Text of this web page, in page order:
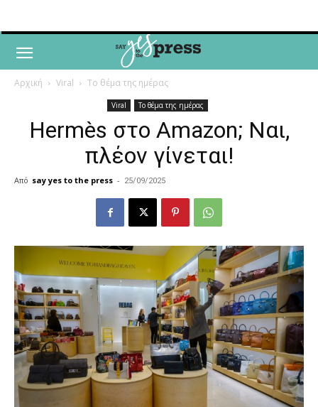
Αρχική Viral Το θέμα της ημέρας
Viral Το θέμα της ημέρας
Hermès στο Amazon; Ναι,
πλέον γίνεται!
Από say yes to the press - 25/09/2025